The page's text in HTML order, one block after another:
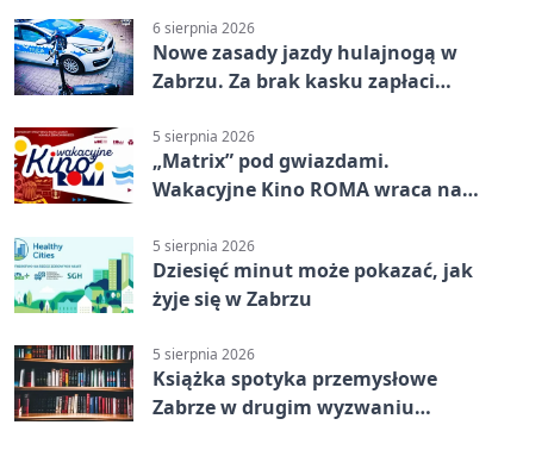
6 sierpnia 2026
Nowe zasady jazdy hulajnogą w
Zabrzu. Za brak kasku zapłaci
5 sierpnia 2026
„Matrix” pod gwiazdami.
Wakacyjne Kino ROMA wraca na
5 sierpnia 2026
Dziesięć minut może pokazać, jak
żyje się w Zabrzu
5 sierpnia 2026
Książka spotyka przemysłowe
Zabrze w drugim wyzwaniu